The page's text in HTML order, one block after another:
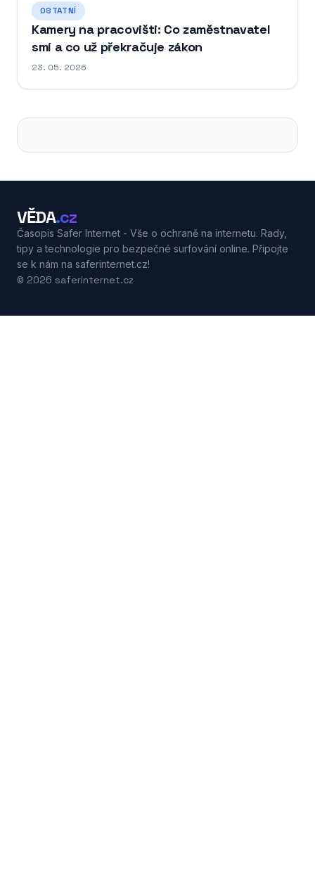
OSTATNÍ
Kamery na pracovišti: Co zaměstnavatel
smí a co už překračuje zákon
23. 05. 2026
VĚDA.cz
Časopis Safer Internet - Vše o ochraně na internetu. Rady,
tipy a technologie pro bezpečné surfování online. Připojte
se k nám na saferinternet.cz!
© 2026 saferinternet.cz